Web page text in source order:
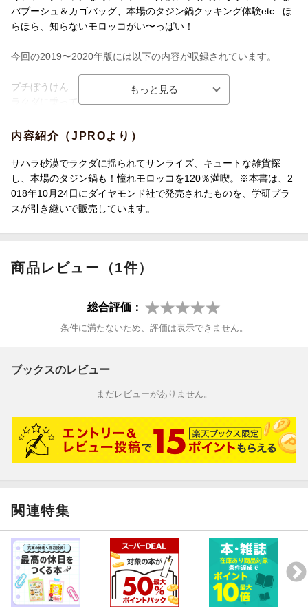
バブーシュ＆カゴバッグ、本場のタジン鍋クッキング体験etc . ほ
らほら、知らないモロッコがい〜っぱい！
今回の2019〜2020年版には以下の内容が収録されています。
プチぼうけん
ラクダに乗ってサハラでキャンプ！
どこまでも青い町シャウエンに迷い込む
モロッコのうっとりステイはリヤドで
本場でモロッコ料理を習っちゃお☆
きらきらパワーストーンを発掘せよ！
モロッコのおしゃれインテリアテクを盗め☆
スークの歩き方完全ナビ☆
スークのお買い物マストテク☆
どれ買う？ バブーシュコレクション
自然派コスメショップ
ラグジュアリーハマム
内容紹介（JPROより）
サハラ砂漠でラクダに揺られてサンライズ、キュートな雑貨探
し、本場のタジン鍋も！憧れモロッコを120％満喫。※本書は、2
018年10月24日にダイヤモンド社で発売されたものを、学研プラ
スが引き継いで販売しています。
商品レビュー（1件）
総合評価：
条件に満たないため、評価は表示できません。
ブックスのレビュー
まだレビューがありません。
関連特集